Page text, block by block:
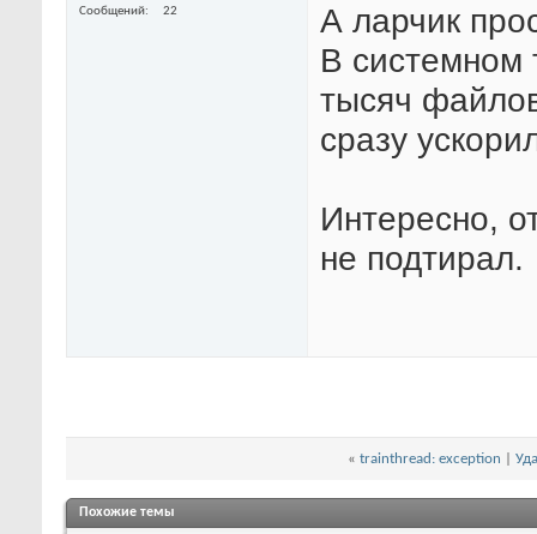
Сообщений
22
А ларчик
В системном
тысяч
сразу
Интересно,
не подтирал.
« trainthread: exception
Похожие темы